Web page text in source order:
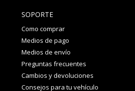
SOPORTE
Como comprar
Medios de pago
Medios de envío
Preguntas frecuentes
Cambios y devoluciones
Consejos para tu vehículo